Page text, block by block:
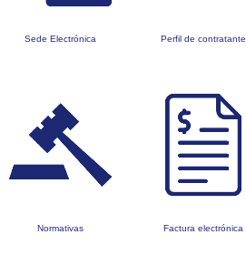
Sede Electrónica Perfil de contratante
Normativas Factura electrónica